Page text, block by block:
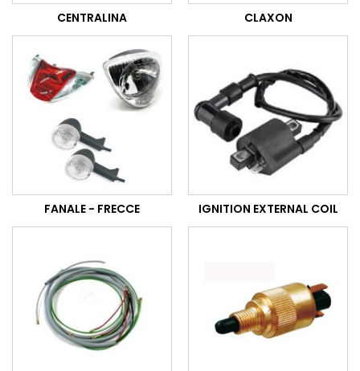
CENTRALINA CLAXON
FANALE - FRECCE IGNITION EXTERNAL COIL